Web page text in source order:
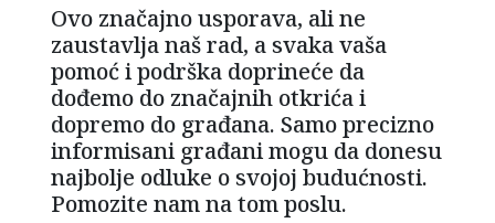
Ovo značajno usporava, ali ne
zaustavlja naš rad, a svaka vaša
pomoć i podrška doprineće da
dođemo do značajnih otkrića i
dopremo do građana. Samo precizno
informisani građani mogu da donesu
najbolje odluke o svojoj budućnosti.
Pomozite nam na tom poslu.